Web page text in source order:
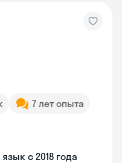
7 лет опыта
с 2018 года